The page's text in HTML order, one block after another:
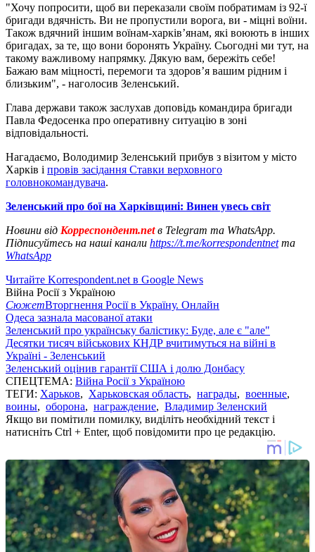
"Хочу попросити, щоб ви переказали своїм побратимам із 92-ї
бригади вдячність. Ви не пропустили ворога, ви - міцні воїни.
Також вдячний іншим воїнам-харків’янам, які воюють в інших
бригадах, за те, що вони боронять Україну. Сьогодні ми тут, на
такому важливому напрямку. Дякую вам, бережіть себе!
Бажаю вам міцності, перемоги та здоров’я вашим рідним і
близьким", - наголосив Зеленський.
Глава держави також заслухав доповідь командира бригади
Павла Федосенка про оперативну ситуацію в зоні
відповідальності.
Нагадаємо, Володимир Зеленський прибув з візитом у місто
Харків і провів засідання Ставки верховного
головнокомандувача.
Зеленський про бої на Харківщині: Винен увесь світ
Новини від Корреспондент.netв Telegram та WhatsApp.
Підписуйтесь на наші канали https://t.me/korrespondentnetта
WhatsApp
Читайте Korrespondent.net в Google News
Війна Росії з Україною
СюжетВторгнення Росії в Україну. Онлайн
Одеса зазнала масованої атаки
Зеленський про українську балістику: Буде, але є "але"
Десятки тисяч військових КНДР вчитимуться на війні в
Україні - Зеленський
Зеленський оцінив гарантії США і долю Донбасу
СПЕЦТЕМА: Війна Росії з Україною
ТЕГИ: Харьков, Харьковская область, награды, военные,
воины, оборона, награждение, Владимир Зеленский
Якщо ви помітили помилку, виділіть необхідний текст і
натисніть Ctrl + Enter, щоб повідомити про це редакцію.